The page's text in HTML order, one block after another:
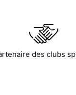
des clubs